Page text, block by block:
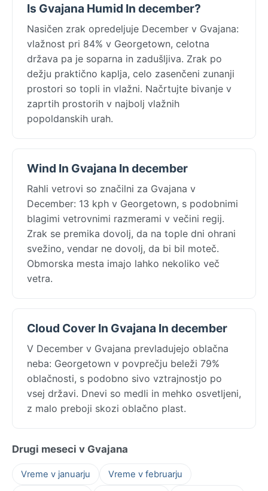
Is Gvajana Humid In december?
Nasičen zrak opredeljuje December v Gvajana:
vlažnost pri 84% v Georgetown, celotna
država pa je soparna in zadušljiva. Zrak po
dežju praktično kaplja, celo zasenčeni zunanji
prostori so topli in vlažni. Načrtujte bivanje v
zaprtih prostorih v najbolj vlažnih
popoldanskih urah.
Wind In Gvajana In december
Rahli vetrovi so značilni za Gvajana v
December: 13 kph v Georgetown, s podobnimi
blagimi vetrovnimi razmerami v večini regij.
Zrak se premika dovolj, da na tople dni ohrani
svežino, vendar ne dovolj, da bi bil moteč.
Obmorska mesta imajo lahko nekoliko več
vetra.
Cloud Cover In Gvajana In december
V December v Gvajana prevladujejo oblačna
neba: Georgetown v povprečju beleži 79%
oblačnosti, s podobno sivo vztrajnostjo po
vsej državi. Dnevi so medli in mehko osvetljeni,
z malo preboji skozi oblačno plast.
Drugi meseci v Gvajana
Vreme v januarju
Vreme v februarju